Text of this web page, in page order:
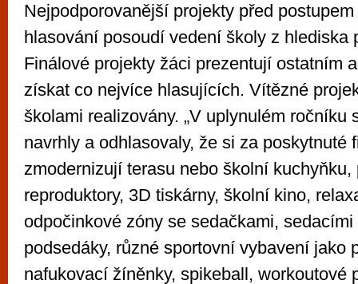
Nejpodporovanější projekty před
hlasování posoudí vedení školy z hlediska
Finálové projekty žáci prezentují ostatním
získat co nejvíce hlasujících. Vítězné
školami realizovány. „V uplynulém ročníku
navrhly a odhlasovaly, že si za poskytnuté
zmodernizují terasu nebo školní kuchyňku,
reproduktory, 3D tiskárny, školní kino,
odpočinkové zóny se sedačkami,
podsedáky, různé sportovní vybavení jako
nafukovací žíněnky, spikeball, workoutové